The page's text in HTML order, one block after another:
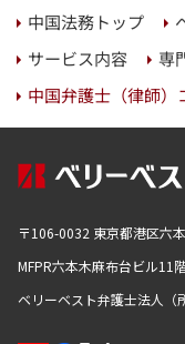
中国法務トップ
サービス内容 専
中国弁護士（律師）
〒106-0032 東京都港区六
MFPR六本木麻布台ビル11
ベリーベスト弁護士法人（